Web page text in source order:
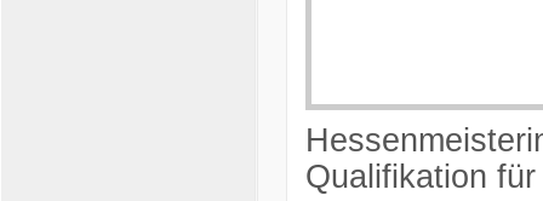
Qualifikation